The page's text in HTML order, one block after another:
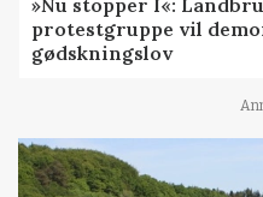
»Nu stopper I«:
protestgruppe vil
gødskningslov